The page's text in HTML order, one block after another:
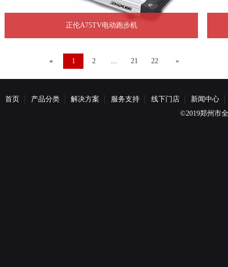
正伦A75TV电动跑步机
« 1 2 21 22 »
首页 产品分类 解决方案 服务支持 线下门店
新闻中心
©2019郑州市